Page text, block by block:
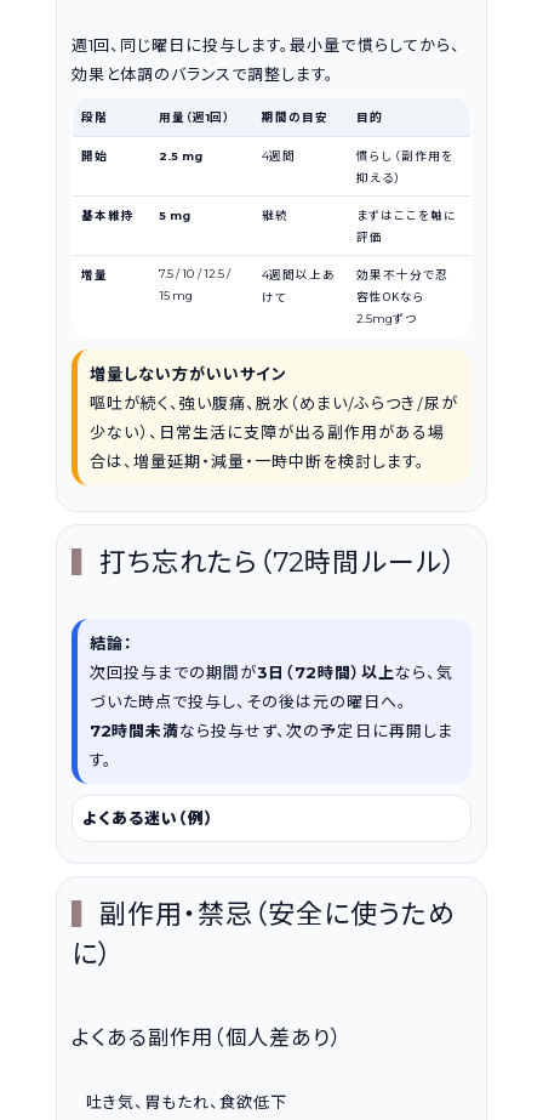
週1回、同じ曜日に投与します。最小量で慣らしてから、
効果と体調のバランスで調整します。
段階 用量（週1回） 期間の目安 目的
開始 2.5 mg 4週間
慣らし（副作用を
抑える）
基本維持 5 mg 継続
まずはここを軸に
評価
増量
7.5 / 10 / 12.5 /
15 mg
4週間以上あ
けて
効果不十分で忍
容性OKなら
2.5mgずつ
増量しない方がいいサイン
嘔吐が続く、強い腹痛、脱水（めまい/ふらつき/尿が
少ない）、日常生活に支障が出る副作用がある場
合は、増量延期・減量・一時中断を検討します。
打ち忘れたら（72時間ルール）
結論：
次回投与までの期間が3日（72時間）以上なら、気
づいた時点で投与し、その後は元の曜日へ。
72時間未満なら投与せず、次の予定日に再開しま
す。
よくある迷い（例）
副作用・禁忌（安全に使うため
に）
よくある副作用（個人差あり）
吐き気、胃もたれ、食欲低下